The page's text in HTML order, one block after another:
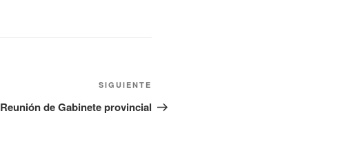
SIGUIENTE
Reunión de Gabinete provincial